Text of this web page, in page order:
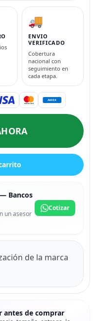
🚚
ENVIO
VERIFICADO
Cobertura
nacional con
seguimiento en
cada etapa.
Bancos
un asesor
Cotizar
de la marca
antes de comprar